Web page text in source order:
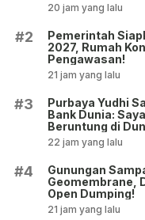
20 jam yang lalu
#2
Pemerintah
2027, Rumah
Pengawasan!
21 jam yang lalu
#3
Purbaya Yudhi
Bank Dunia:
Beruntung di
22 jam yang lalu
#4
Gunungan
Geomembrane,
Open Dumping!
21 jam yang lalu